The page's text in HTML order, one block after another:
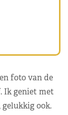
foto van de
Ik geniet met
gelukkig ook.